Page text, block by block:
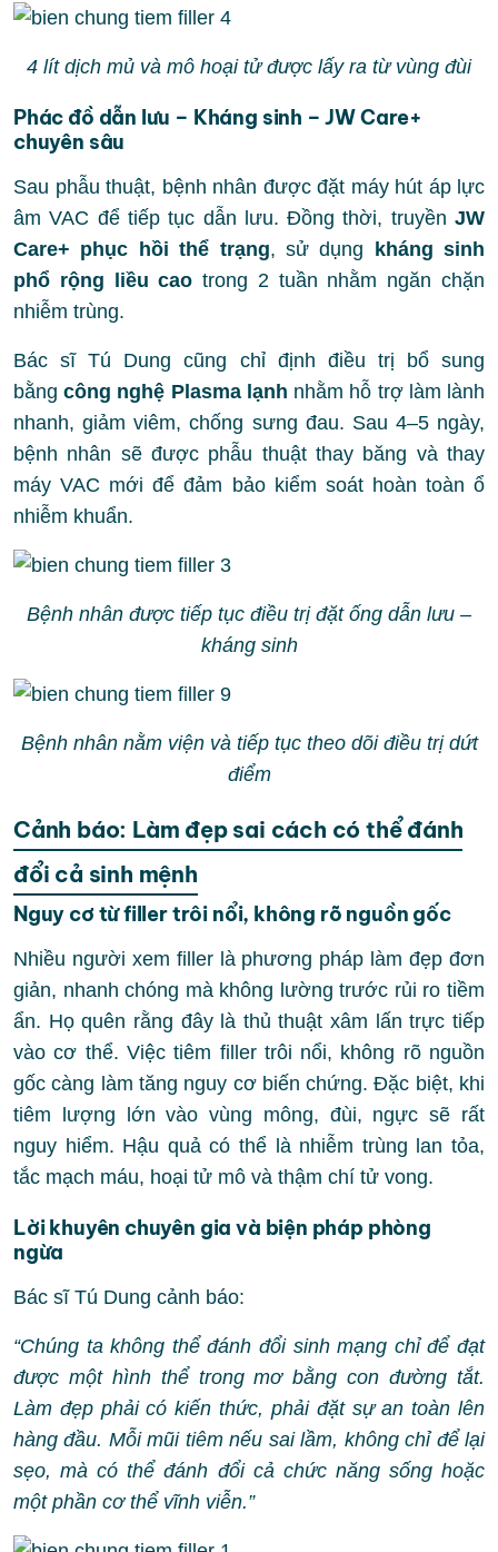
4 lít dịch mủ và mô hoại tử được lấy ra từ vùng đùi
Phác đồ dẫn lưu – Kháng sinh – JW Care+
chuyên sâu
Sau phẫu thuật, bệnh nhân được đặt máy hút áp lực
âm VAC để tiếp tục dẫn lưu. Đồng thời, truyền JW
Care+ phục hồi thể trạng, sử dụng
kháng sinh
phổ rộng liều cao trong 2 tuần nhằm ngăn chặn
nhiễm trùng.
Bác sĩ Tú Dung cũng chỉ định điều trị bổ sung
bằngcông nghệ Plasma lạnh nhằm hỗ trợ làm lành
nhanh, giảm viêm, chống sưng đau. Sau 4–5 ngày,
bệnh nhân sẽ được phẫu thuật thay băng và thay
máy VAC mới để đảm bảo kiểm soát hoàn toàn ổ
nhiễm khuẩn.
Bệnh nhân được tiếp tục điều trị đặt ống dẫn lưu –
kháng sinh
Bệnh nhân nằm viện và tiếp tục theo dõi điều trị dứt
điểm
Cảnh báo: Làm đẹp sai cách có thể đánh
đổi cả sinh mệnh
Nguy cơ từ filler trôi nổi, không rõ nguồn gốc
Nhiều người xem filler là phương pháp làm đẹp đơn
giản, nhanh chóng mà không lường trước rủi ro tiềm
ẩn. Họ quên rằng đây là thủ thuật xâm lấn trực tiếp
vào cơ thể. Việc tiêm filler trôi nổi, không rõ nguồn
gốc càng làm tăng nguy cơ biến chứng. Đặc biệt, khi
tiêm lượng lớn vào vùng mông, đùi, ngực sẽ rất
nguy hiểm. Hậu quả có thể là nhiễm trùng lan tỏa,
tắc mạch máu, hoại tử mô và thậm chí tử vong.
Lời khuyên chuyên gia và biện pháp phòng
ngừa
Bác sĩ Tú Dung cảnh báo:
“Chúng ta không thể đánh đổi sinh mạng chỉ để đạt
được một hình thể trong mơ bằng con đường tắt.
Làm đẹp phải có kiến thức, phải đặt sự an toàn lên
hàng đầu. Mỗi mũi tiêm nếu sai lầm, không chỉ để lại
sẹo, mà có thể đánh đổi cả chức năng sống hoặc
một phần cơ thể vĩnh viễn.”